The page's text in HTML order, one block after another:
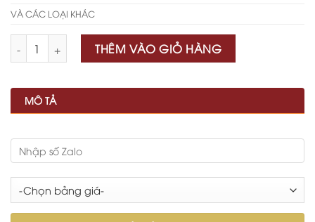
VÀ CÁC LOẠI KHÁC
Số lượng THÊM VÀO GIỎ HÀNG
MÔ TẢ